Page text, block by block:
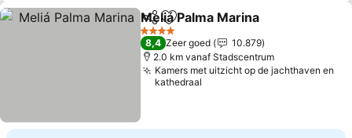
DelenToevoegen aan favorieten
Meliá Palma Marina
4 Sterren
8,4 Zeer goed
10.879
2.0 km vanaf Stadscentrum
Kamers met uitzicht op de jachthaven en
kathedraal